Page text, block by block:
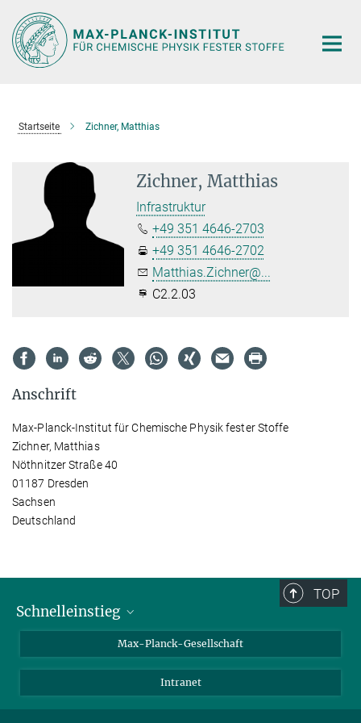
Hauptinhalt
Startseite Zichner, Matthias
Zichner, Matthias
Infrastruktur
+49 351 4646-2703
+49 351 4646-2702
Matthias.Zichner@...
C2.2.03
Anschrift
Max-Planck-Institut für Chemische Physik fester Stoffe
Zichner, Matthias
Nöthnitzer Straße 40
01187 Dresden
Sachsen
Deutschland
TOP
Schnelleinstieg
Ansprechpartner*innen
Presse- und Öffentlichkeitsarbeit
Max-Planck-Gesellschaft
Intranet